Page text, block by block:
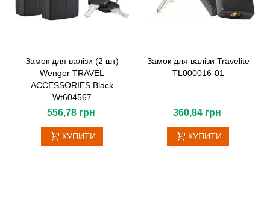
Замок для валізи (2 шт)
Wenger TRAVEL
ACCESSORIES Black
Wt604567
556,78 грн
КУПИТИ
Замок для валізи Travelite
TL000016-01
360,84 грн
КУПИТИ